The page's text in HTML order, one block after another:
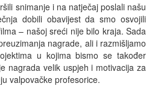
snimanje i na natječaj poslali našu
dobili obavijest da smo osvojili
– našoj sreći nije bilo kraja. Sada
nagrade, ali i razmišljamo
u kojima bismo se također
nagrada velik uspjeh i motivacija za
valpovačke profesorice.